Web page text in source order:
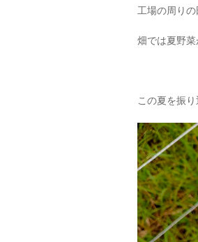
工場の周り
畑では夏野菜
この夏を振